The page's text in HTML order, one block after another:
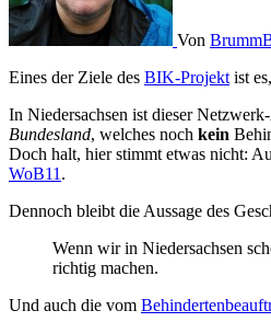
Von
Eines der Ziele des BIK-Projekt ist es,
In Niedersachsen ist dieser
Bundesland, welches noch kein
Doch halt, hier stimmt etwas nicht:
WoB11 .
Dennoch bleibt die Aussage des
Wenn wir in Niedersachsen schon die letzten [mit dem Behindertengleichstellungsgesetz] sind, dann sollten wir aus den Fehlern der anderen [Bundesländer] lernen und es gleich von Anfang an
richtig machen.
Und auch die vom